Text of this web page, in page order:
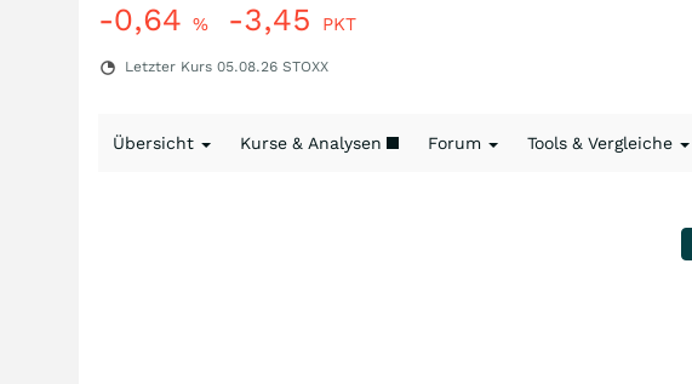
-0,64 % -3,45 PKT
Letzter Kurs 05.08.26 STOXX
Übersicht Kurse & Analysen Forum Tools & Vergleiche